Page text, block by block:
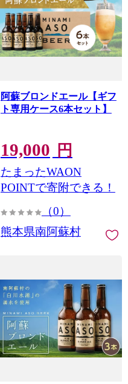
阿蘇ブロンドエール【ギフ
ト専用ケース6本セット】
19,000 円
たまったWAON
POINTで寄附できる！
（0）
熊本県南阿蘇村